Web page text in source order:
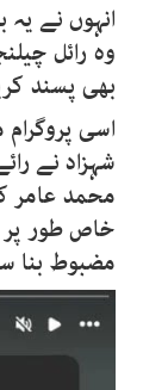
انہوں نے یہ
وہ رائل
بھی پسند
اسی
شہزاد نے
محمد عامر
خاص طور پر
مضبوط بنا